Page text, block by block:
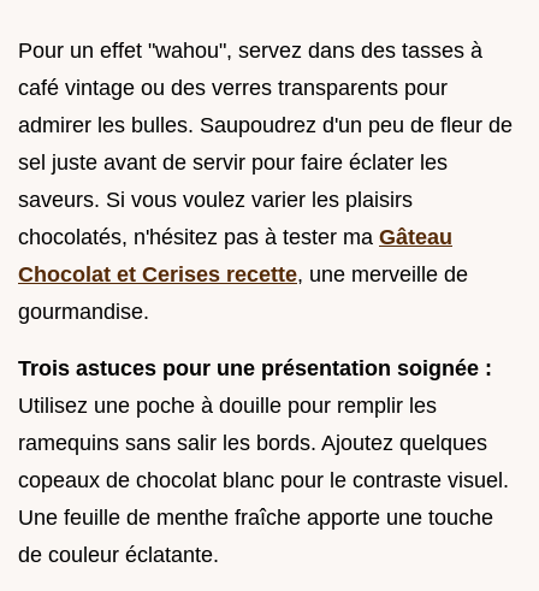
Pour un effet "wahou", servez dans des tasses à
café vintage ou des verres transparents pour
admirer les bulles. Saupoudrez d'un peu de fleur de
sel juste avant de servir pour faire éclater les
saveurs. Si vous voulez varier les plaisirs
chocolatés, n'hésitez pas à tester ma Gâteau
Chocolat et Cerises recette, une merveille de
gourmandise.
Trois astuces pour une présentation soignée :
Utilisez une poche à douille pour remplir les
ramequins sans salir les bords. Ajoutez quelques
copeaux de chocolat blanc pour le contraste visuel.
Une feuille de menthe fraîche apporte une touche
de couleur éclatante.